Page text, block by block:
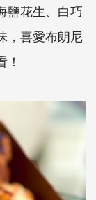
鹽花生、白巧
，喜愛布朗尼